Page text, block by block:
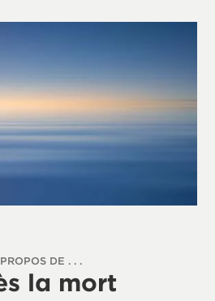
DE . . .
la mort